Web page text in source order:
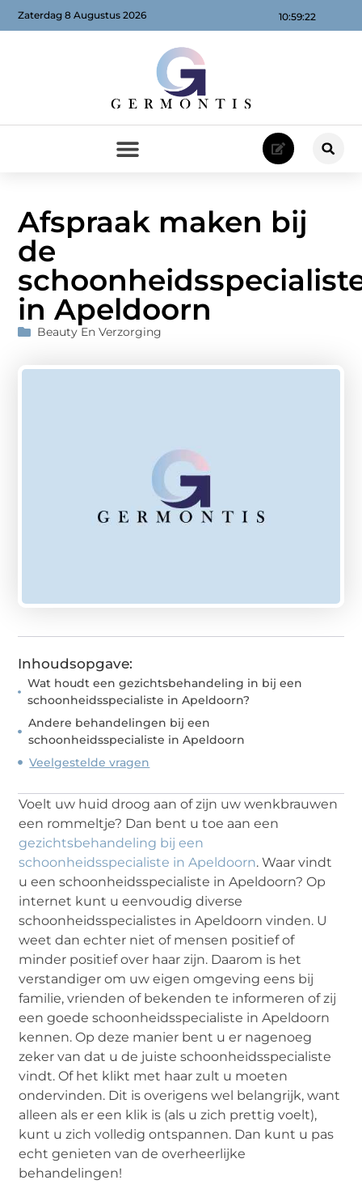
10:59:23
Zaterdag 8 Augustus 2026
Afspraak maken bij
de
in Apeldoorn
Beauty En Verzorging
Inhoudsopgave:
Wat houdt een gezichtsbehandeling in bij een
schoonheidsspecialiste in Apeldoorn?
Andere behandelingen bij een
schoonheidsspecialiste in Apeldoorn
Veelgestelde vragen
Voelt uw huid droog aan of zijn uw wenkbrauwen
een rommeltje? Dan bent u toe aan een
gezichtsbehandeling bij een
schoonheidsspecialiste in Apeldoorn. Waar vindt
u een schoonheidsspecialiste in Apeldoorn? Op
internet kunt u eenvoudig diverse
schoonheidsspecialistes in Apeldoorn vinden. U
weet dan echter niet of mensen positief of
minder positief over haar zijn. Daarom is het
verstandiger om uw eigen omgeving eens bij
familie, vrienden of bekenden te informeren of zij
een goede schoonheidsspecialiste in Apeldoorn
kennen. Op deze manier bent u er nagenoeg
zeker van dat u de juiste schoonheidsspecialiste
vindt. Of het klikt met haar zult u moeten
ondervinden. Dit is overigens wel belangrijk, want
alleen als er een klik is (als u zich prettig voelt),
kunt u zich volledig ontspannen. Dan kunt u pas
echt genieten van de overheerlijke
behandelingen!